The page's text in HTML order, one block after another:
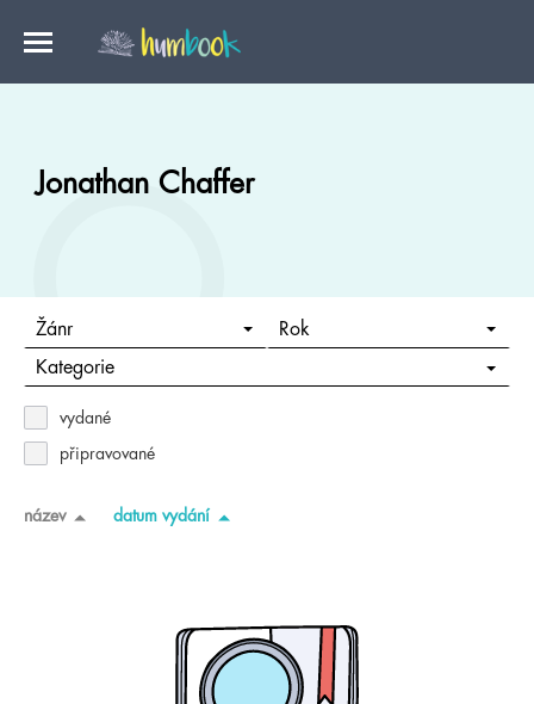
Jonathan Chaffer
Žánr Rok
Kategorie
vydané
připravované
název datum vydání